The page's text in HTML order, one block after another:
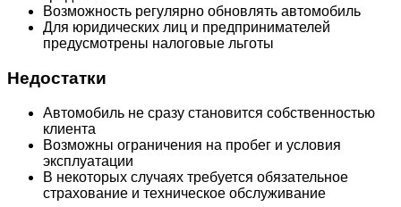
Возможность регулярно обновлять автомобиль
Для юридических лиц и предпринимателей
предусмотрены налоговые льготы
Недостатки
Автомобиль не сразу становится собственностью
клиента
Возможны ограничения на пробег и условия
эксплуатации
В некоторых случаях требуется обязательное
страхование и техническое обслуживание